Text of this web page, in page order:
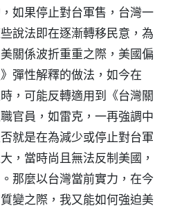
如果停止對台軍售，台灣一
說法即在逐漸轉移民意，為
關係波折重重之際，美國偏
彈性解釋的做法，如今在
，可能反轉適用到《台灣關
官員，如雷克，一再強調中
就是在為減少或停止對台軍
，當時尚且無法反制美國，
那麼以台灣當前實力，在今
變之際，我又能如何強迫美